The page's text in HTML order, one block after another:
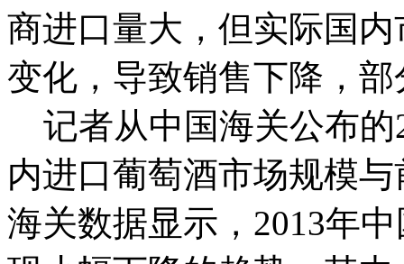
商进口量大，但实际国
变化，导致销售下降，
记者从中国海关公布的
内进口葡萄酒市场规模
海关数据显示，2013年